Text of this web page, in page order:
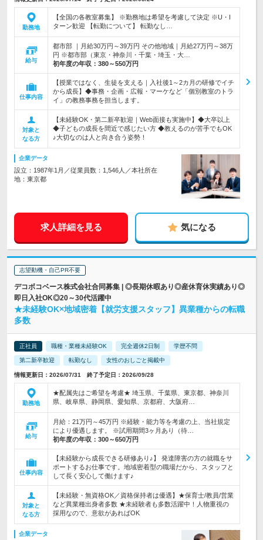
勤務地
【全国の各教室募集】 ※勤務地は希望を考慮して決定 ※U・I
ターン歓迎 【転勤について】 転勤なし…
給与
都市部 ｜月給30万円～39万円 その他地域｜月給27万円～38万
円 ※都市部（東京・神奈川・千葉・埼玉・大…
初年度の年収： 380～550万円
仕事内容
【授業ではなく、生徒を支える｜入社後1～2カ月の研修でイチ
から成長】◆事務・企画・広報・マーケなど「個別教室のトラ
イ」の教務事務を担当します。
対象と
なる方
【未経験OK・第二新卒歓迎｜Web面接も実施中】◆大卒以上
◆子どもの成長を間近で感じたい方 ◆教えるのが苦手でもOK
♪大切なのは人と向き合う姿勢！
企業データ
設立：1987年1月／従業員数：1,546人／本社所在
地：東京都
求人詳細を見る 気になる
志望動機・自己PR不要
デコボコベース株式会社合同募集 | ◎長期休暇あり◎産休育休実績あり◎
即日入社OK◎20～30代活躍中
★未経験OK×地域密着【就労支援スタッフ】異業種からの転職
多数
正社員 職種・業種未経験OK 完全週休2日制 学歴不問
第二新卒歓迎 転勤なし 女性のおしごと掲載中
情報更新日：2026/07/31 終了予定日：2026/09/28
勤務地
★配属先はご希望を考慮★ 埼玉県、千葉県、東京都、神奈川
県、岐阜県、静岡県、愛知県、京都府、大阪府…
給与
月給：21万円～45万円 ※経験・能力等を考慮の上、当社規定
により優遇します。 ※試用期間3ヶ月あり（待…
初年度の年収： 300～650万円
仕事内容
【未経験から成長できる研修あり♪】 発達障害の方の就職をサ
ポートするお仕事です。地域密着型の職場だから、スタッフと
して長く安心して働けます♪
対象と
なる方
【未経験・無資格OK／資格保持者は優遇】★保育士/教員/営業
など異業種出身者多数 ★未経験者も多数活躍中！人物重視の
採用なので、意欲があればOK
企業データ